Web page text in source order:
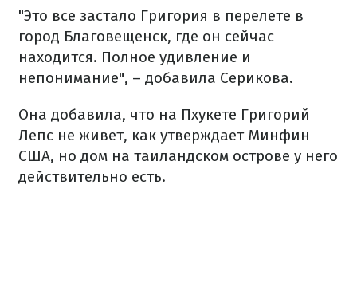
"Это все застало Григория в перелете в
город Благовещенск, где он сейчас
находится. Полное удивление и
непонимание", – добавила Серикова.
Она добавила, что на Пхукете Григорий
Лепс не живет, как утверждает Минфин
США, но дом на таиландском острове у него
действительно есть.